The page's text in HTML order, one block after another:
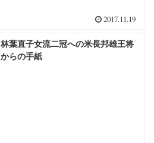
2017.11.19
林葉直子女流二冠への米長邦雄王将
からの手紙